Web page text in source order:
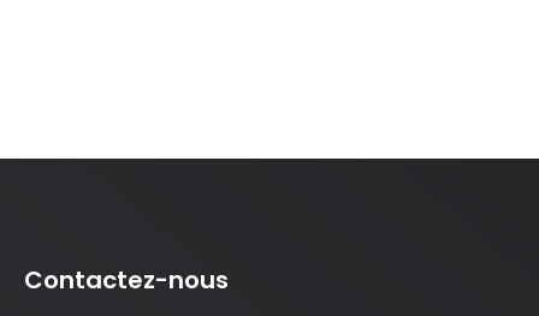
Contactez-nous